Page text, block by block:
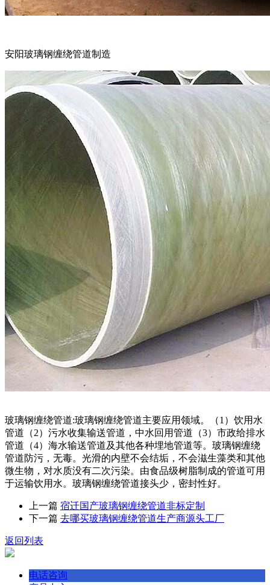
安阳玻璃钢缠绕管道制造
玻璃钢缠绕管道:玻璃钢缠绕管道主要应用领域。（1）饮用水
管道（2）污水收集输送管道，中水回用管道（3）市政给排水
管道（4）海水输送管道及其他各种埋地管道等。玻璃钢缠绕
管道防污，无毒。光滑的内壁不会结垢，不会滋生藻类和其他
微生物，对水质没有二次污染。由食品级树脂制成的管道可用
于运输饮用水。玻璃钢缠绕管道接头少，密封性好。
上一篇 宿迁国产玻璃钢缠绕管道非标定制
下一篇 去哪买玻璃钢缠绕管道生产商源头工厂
返回列表
电话咨询